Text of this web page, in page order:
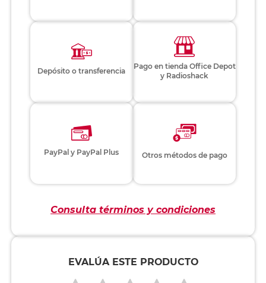
Depósito o transferencia
Pago en tienda Office Depot
y Radioshack
PayPal y PayPal Plus Otros métodos de pago
Consulta términos y condiciones
EVALÚA ESTE PRODUCTO